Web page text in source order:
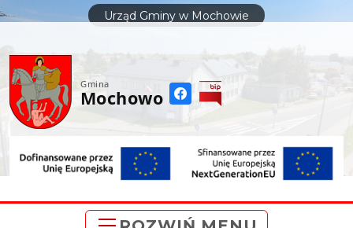
treści
Urząd Gminy w Mochowie
Gmina
Mochowo